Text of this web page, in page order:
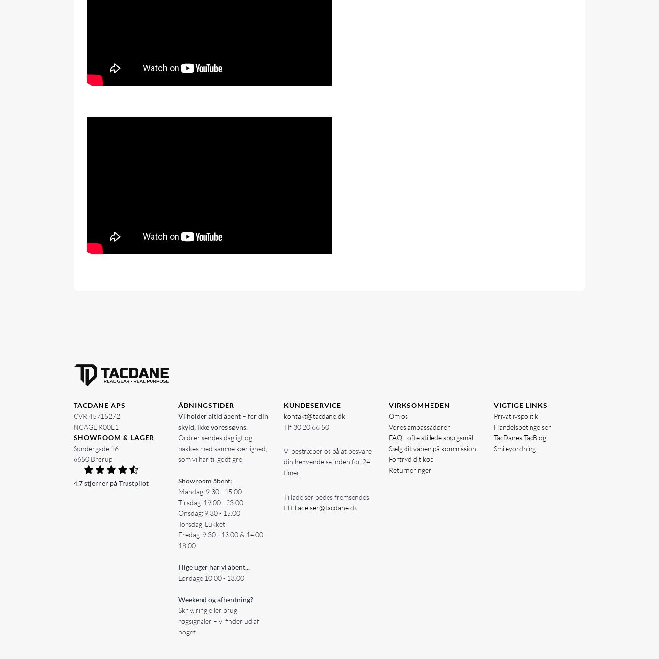
TACDANE APS
CVR 45715272
NCAGE R00E1
SHOWROOM & LAGER
Søndergade 16
6650 Brørup
4.7 stjerner på Trustpilot
ÅBNINGSTIDER
Vi holder altid åbent – for din
skyld, ikke vores søvns.
Ordrer sendes dagligt og
pakkes med samme kærlighed,
som vi har til godt grej
Showroom åbent:
Mandag: 9.30 - 15.00
Tirsdag: 19.00 - 23.00
Onsdag: 9.30 - 15.00
Torsdag: Lukket
Fredag: 9.30 - 13.00 & 14.00 -
18.00
I lige uger har vi åbent...
Lørdage 10.00 - 13.00
Weekend og afhentning?
Skriv, ring eller brug
røgsignaler – vi finder ud af
noget.
KUNDESERVICE
kontakt@tacdane.dk
Tlf 30 20 66 50
Vi bestræber os på at besvare
din henvendelse inden for 24
timer.
Tilladelser bedes fremsendes
til tilladelser@tacdane.dk
VIRKSOMHEDEN
Om os
Vores ambassadører
FAQ - ofte stillede spørgsmål
Sælg dit våben på kommission
Fortryd dit køb
Returneringer
VIGTIGE LINKS
Privatlivspolitik
Handelsbetingelser
TacDanes TacBlog
Smileyordning